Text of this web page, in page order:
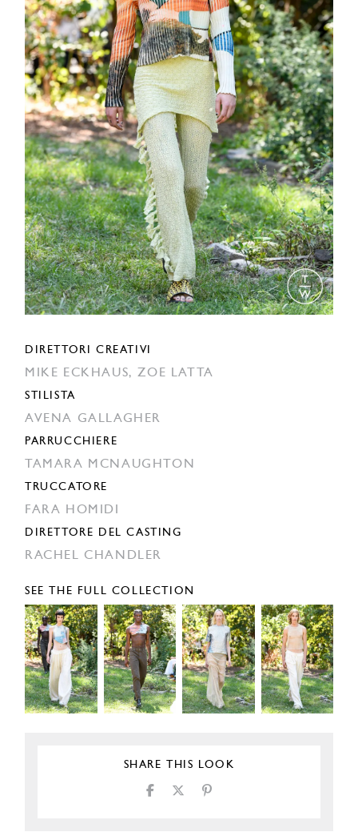
DIRETTORI CREATIVI
MIKE ECKHAUS,ZOE LATTA
STILISTA
AVENA GALLAGHER
PARRUCCHIERE
TAMARA MCNAUGHTON
TRUCCATORE
FARA HOMIDI
DIRETTORE DEL CASTING
RACHEL CHANDLER
SEE THE FULL COLLECTION
SHARE THIS LOOK